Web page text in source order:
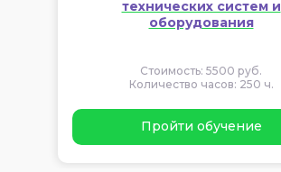
технических систем и
оборудования
Стоимость: 5500 руб.
Количество часов: 250 ч.
Пройти обучение